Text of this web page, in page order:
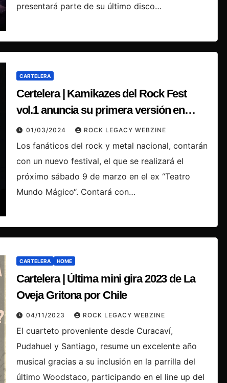
presentará parte de su último disco…
CARTELERA
Certelera | Kamikazes del Rock Fest
vol.1 anuncia su primera versión en
Santiago
01/03/2024 ROCK LEGACY WEBZINE
Los fanáticos del rock y metal nacional, contarán
con un nuevo festival, el que se realizará el
próximo sábado 9 de marzo en el ex “Teatro
Mundo Mágico“. Contará con…
CARTELERA HOME
Cartelera | Última mini gira 2023 de La
Oveja Gritona por Chile
04/11/2023 ROCK LEGACY WEBZINE
El cuarteto proveniente desde Curacaví,
Pudahuel y Santiago, resume un excelente año
musical gracias a su inclusión en la parrilla del
último Woodstaco, participando en el line up del